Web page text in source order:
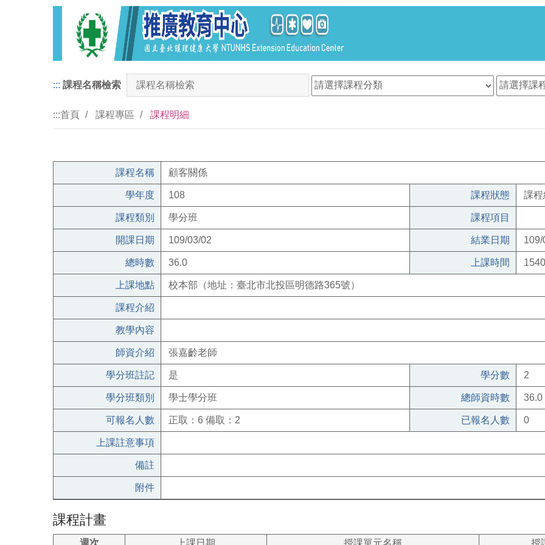
::: 課程名稱檢索
:::首頁 課程專區 課程明細
課程名稱 顧客關係
學年度 108 課程狀態 課程
課程類別 學分班 課程項目
開課日期 109/03/02 結業日期 109/
總時數 36.0 上課時間
上課地點 校本部（地址：臺北市北投區明德路365號）
課程介紹
教學內容
師資介紹 張嘉齡老師
學分班註記 是 學分數 2
學分班類別 學士學分班 總師資時數 36.0
可報名人數 正取：6 備取：2 已報名人數 0
上課註意事項
備註
附件
課程計畫